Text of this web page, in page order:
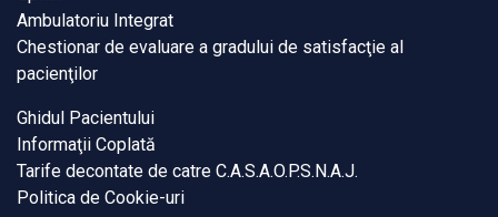
Ambulatoriu Integrat
Chestionar de evaluare a gradului de satisfacţie al
pacienţilor
Ghidul Pacientului
Informaţii Coplată
Tarife decontate de catre C.A.S.A.O.P.S.N.A.J.
Politica de Cookie-uri